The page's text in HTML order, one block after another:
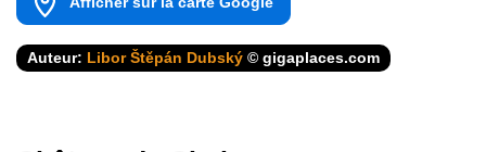
Auteur: Libor Štěpán Dubský © gigaplaces.com